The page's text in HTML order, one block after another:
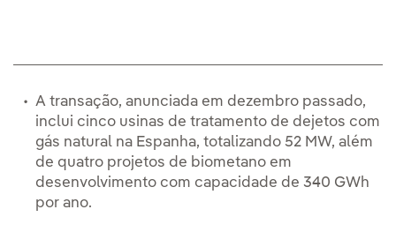
A transação, anunciada em dezembro passado,
inclui cinco usinas de tratamento de dejetos com
gás natural na Espanha, totalizando 52 MW, além
de quatro projetos de biometano em
desenvolvimento com capacidade de 340 GWh
por ano.